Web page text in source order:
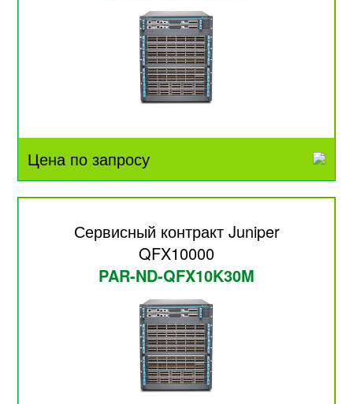
Цена по запросу
Сервисный контракт Juniper
QFX10000
PAR-ND-QFX10K30M